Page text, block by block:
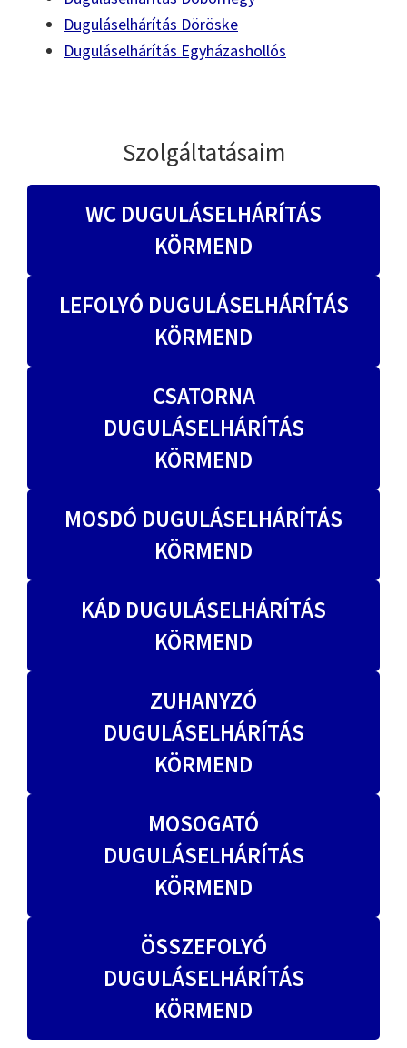
Duguláselhárítás Döröske
Duguláselhárítás Egyházashollós
Szolgáltatásaim
WC DUGULÁSELHÁRÍTÁS
KÖRMEND
LEFOLYÓ DUGULÁSELHÁRÍTÁS
KÖRMEND
CSATORNA
DUGULÁSELHÁRÍTÁS
KÖRMEND
MOSDÓ DUGULÁSELHÁRÍTÁS
KÖRMEND
KÁD DUGULÁSELHÁRÍTÁS
KÖRMEND
ZUHANYZÓ
DUGULÁSELHÁRÍTÁS
KÖRMEND
MOSOGATÓ
DUGULÁSELHÁRÍTÁS
KÖRMEND
ÖSSZEFOLYÓ
DUGULÁSELHÁRÍTÁS
KÖRMEND